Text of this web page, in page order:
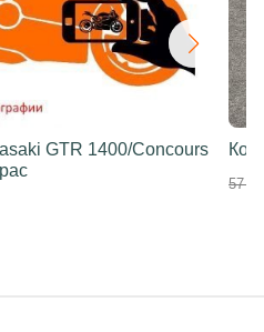
GTR 1400/Concours
57